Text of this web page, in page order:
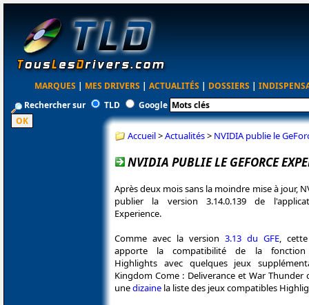
MARQUES | MES DRIVERS | ACTUALITÉS | DOSSIERS |
Rechercher sur
TLD Google
Accueil>Actualités> NVIDIA publie le
NVIDIA PUBLIE LE GEFORCE
Après deux mois sans la moindre mise à jour,
publier la version 3.14.0.139 de
Experience.
Comme avec la version 3.13 du GFE ,
apporte la compatibilité de la fonction
Highlights avec quelques jeux
Kingdom Come : Deliverance et War Thunder
unedizaine la liste des jeux compatibles